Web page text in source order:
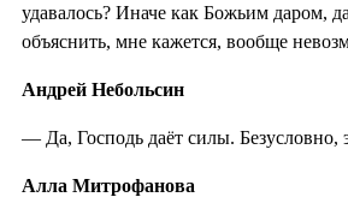
удавалось? Иначе как Божьим даром,
объяснить, мне кажется, вообще
Андрей Небольсин
— Да, Господь даёт силы. Безусловно,
Алла Митрофанова